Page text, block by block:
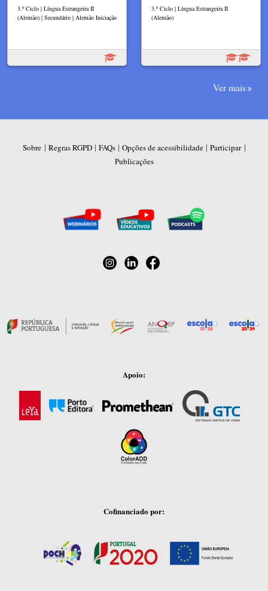
3.º Ciclo | Língua Estrangeira II
(Alemão) | Secundário | Alemão Iniciação
3.º Ciclo | Língua Estrangeira II
(Alemão)
Ver mais
Sobre | Regras RGPD| FAQs| Opções de acessibilidade| Participar|
Publicações
Apoio:
Cofinanciado por: